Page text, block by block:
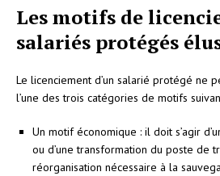
Les motifs de
salariés protégés
Le licenciement d’un salarié protégé ne
l’une des trois catégories de motifs
Un motif économique : il doit s’agir
ou d’une transformation du poste de
réorganisation nécessaire à la